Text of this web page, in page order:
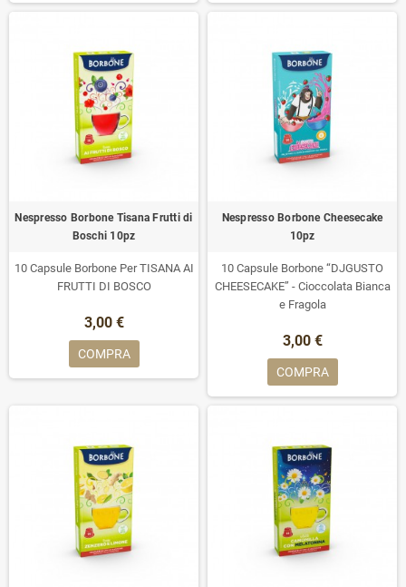
Nespresso Borbone Tisana Frutti di
Boschi 10pz
10 Capsule Borbone Per TISANA AI
FRUTTI DI BOSCO
3,00 €
COMPRA
Nespresso Borbone Cheesecake
10pz
10 Capsule Borbone “DJGUSTO
CHEESECAKE” - Cioccolata Bianca
e Fragola
3,00 €
COMPRA